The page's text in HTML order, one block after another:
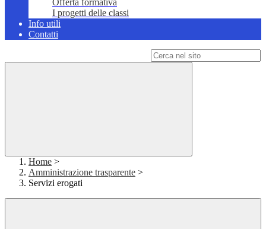
Offerta formativa
I progetti delle classi
Info utili
Contatti
Home >
Amministrazione trasparente >
Servizi erogati